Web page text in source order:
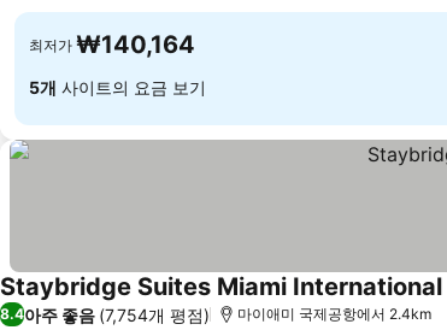
최저가 ₩140,164
5개 사이트의 요금 보기
Staybridge Suites Miami
8.4아주 좋음 (7,754개 평점) 마이애미 국제공항에서 2.4km